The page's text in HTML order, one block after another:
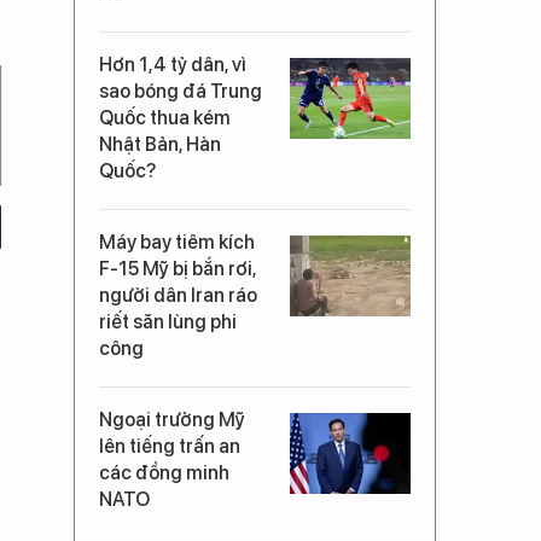
Hơn 1,4 tỷ dân, vì
sao bóng đá Trung
Quốc thua kém
Nhật Bản, Hàn
Quốc?
Máy bay tiêm kích
F-15 Mỹ bị bắn rơi,
người dân Iran ráo
riết săn lùng phi
công
Ngoại trưởng Mỹ
lên tiếng trấn an
các đồng minh
NATO